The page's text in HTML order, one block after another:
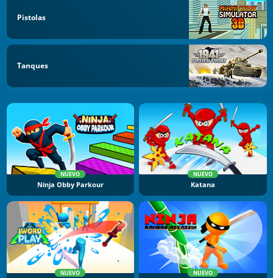
Pistolas
Tanques
NUEVO
Ninja Obby Parkour
NUEVO
Katana
NUEVO NUEVO